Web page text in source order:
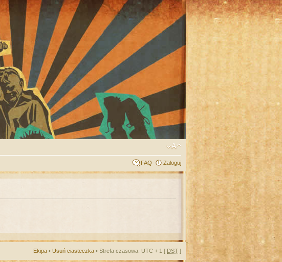
FAQ Zaloguj
Ekipa • Usuń ciasteczka • Strefa czasowa: UTC + 1 [ DST ]